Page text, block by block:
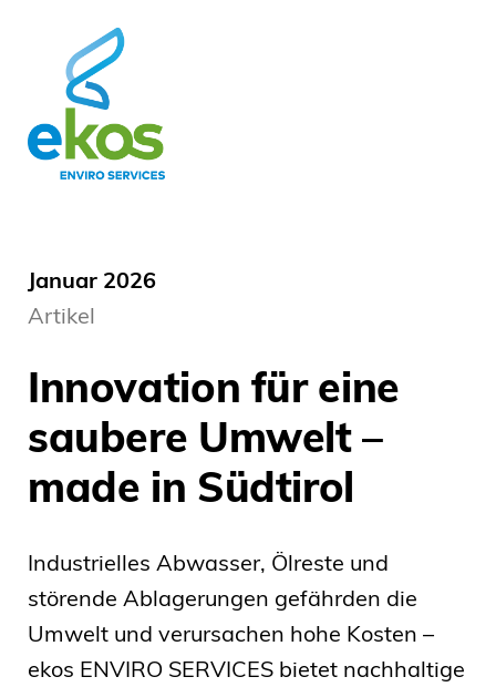
Januar 2026
Artikel
Innovation für eine
saubere Umwelt –
made in Südtirol
Industrielles Abwasser, Ölreste und
störende Ablagerungen gefährden die
Umwelt und verursachen hohe Kosten –
ekos ENVIRO SERVICES bietet nachhaltige